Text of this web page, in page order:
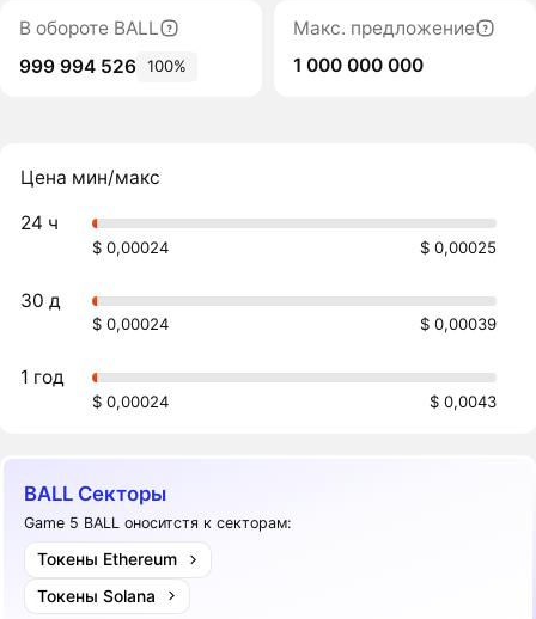
В обороте BALL
999 994 526 100%
Макс. предложение
1 000 000 000
Цена мин/макс
24 ч
$ 0,00024 $ 0,00025
30 д
$ 0,00024 $ 0,00039
1 год
$ 0,00024 $ 0,0043
BALL Секторы
Game 5 BALL оноситстя к секторам:
Токены Ethereum
Токены Solana